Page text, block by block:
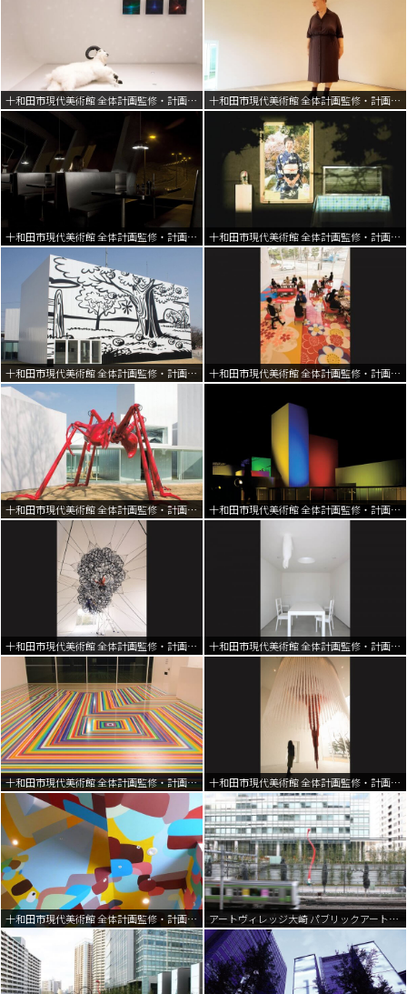
十和田市現代美術館 全体計画監修・計画策定 | 2002-2008 十和田市現代美術館 全体計画監修・計画策定 | 2002-2008
十和田市現代美術館 全体計画監修・計画策定 | 2002-2008 十和田市現代美術館 全体計画監修・計画策定 | 2002-2008
十和田市現代美術館 全体計画監修・計画策定 | 2002-2008 十和田市現代美術館 全体計画監修・計画策定 | 2002-2008
十和田市現代美術館 全体計画監修・計画策定 | 2002-2008 十和田市現代美術館 全体計画監修・計画策定 | 2002-2008
十和田市現代美術館 全体計画監修・計画策定 | 2002-2008 十和田市現代美術館 全体計画監修・計画策定 | 2002-2008
十和田市現代美術館 全体計画監修・計画策定 | 2002-2008 十和田市現代美術館 全体計画監修・計画策定 | 2002-2008
十和田市現代美術館 全体計画監修・計画策定 | 2002-2008 アートヴィレッジ大崎 パブリックアート・プロジェクト | 2007